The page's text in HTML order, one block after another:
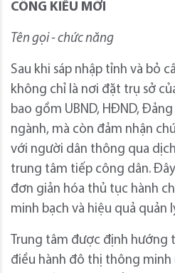
CÔNG KIỂU MỚI
Tên gọi - chức năng
Sau khi sáp nhập tỉnh và bỏ
không chỉ là nơi đặt trụ sở
bao gồm UBND, HĐND,
ngành, mà còn đảm nhận
với người dân thông qua
trung tâm tiếp công dân.
đơn giản hóa thủ tục hành
minh bạch và hiệu quả quản
Trung tâm được định
điều hành đô thị thông minh